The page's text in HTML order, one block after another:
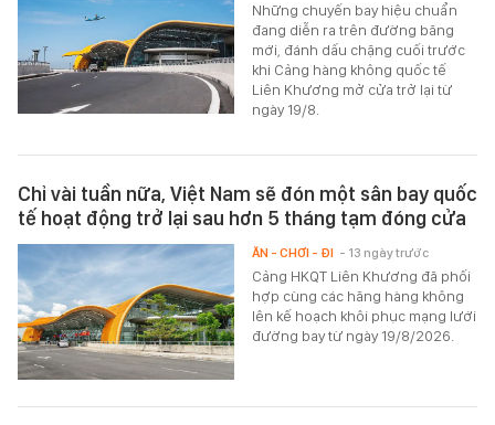
Những chuyến bay hiệu chuẩn
đang diễn ra trên đường băng
mới, đánh dấu chặng cuối trước
khi Cảng hàng không quốc tế
Liên Khương mở cửa trở lại từ
ngày 19/8.
Chỉ vài tuần nữa, Việt Nam sẽ đón một sân bay quốc
tế hoạt động trở lại sau hơn 5 tháng tạm đóng cửa
Cảng HKQT Liên Khương đã phối
hợp cùng các hãng hàng không
lên kế hoạch khôi phục mạng lưới
đường bay từ ngày 19/8/2026.
ĂN - CHƠI - ĐI - 13 ngày trước